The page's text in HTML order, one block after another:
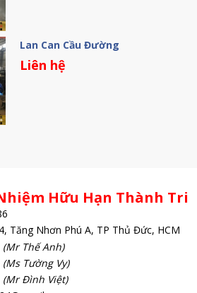
Lan Can Cầu Đường
Liên hệ
Hữu Hạn Thành Tri
Tăng Nhơn Phú A, TP Thủ Đức, HCM
(Mr Thế Anh)
(Ms Tường Vy)
(Mr Đình Việt)